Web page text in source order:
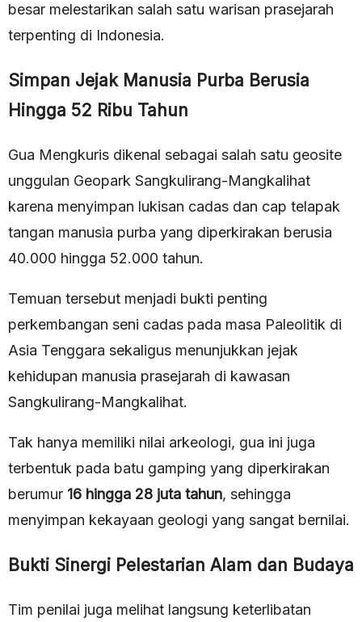
besar melestarikan salah satu warisan prasejarah
terpenting di Indonesia.
Simpan Jejak Manusia Purba Berusia
Hingga 52 Ribu Tahun
Gua Mengkuris dikenal sebagai salah satu geosite
unggulan Geopark Sangkulirang-Mangkalihat
karena menyimpan lukisan cadas dan cap telapak
tangan manusia purba yang diperkirakan berusia
40.000 hingga 52.000 tahun.
Temuan tersebut menjadi bukti penting
perkembangan seni cadas pada masa Paleolitik di
Asia Tenggara sekaligus menunjukkan jejak
kehidupan manusia prasejarah di kawasan
Sangkulirang-Mangkalihat.
Tak hanya memiliki nilai arkeologi, gua ini juga
terbentuk pada batu gamping yang diperkirakan
berumur 16 hingga 28 juta tahun, sehingga
menyimpan kekayaan geologi yang sangat bernilai.
Bukti Sinergi Pelestarian Alam dan Budaya
Tim penilai juga melihat langsung keterlibatan